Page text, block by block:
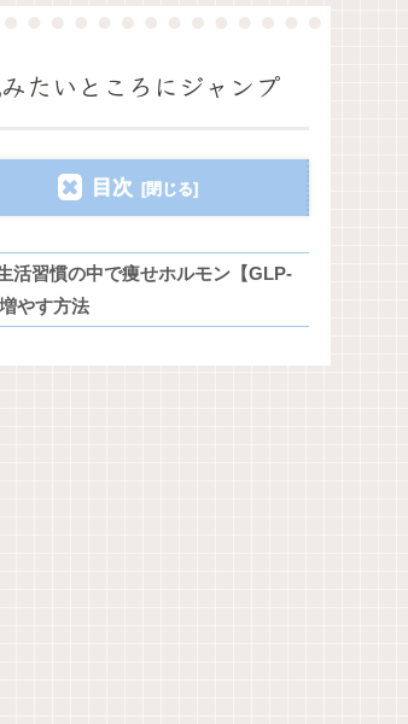
たいところにジャンプ
目次
活習慣の中で痩せホルモン【GLP-
やす方法